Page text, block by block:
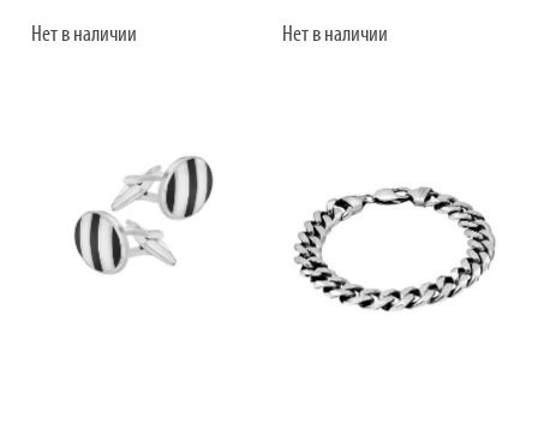
Нет в наличии Нет в наличии